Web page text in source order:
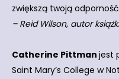
zwiększą twoją
– Reid Wilson, autor
Catherine Pittman jest
Saint Mary’s College w